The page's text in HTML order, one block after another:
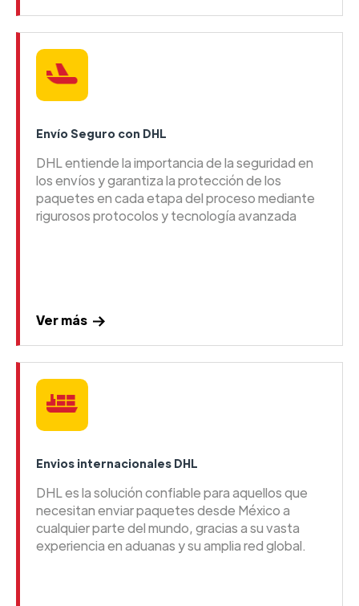
Envío Seguro con DHL
DHL entiende la importancia de la seguridad en
los envíos y garantiza la protección de los
paquetes en cada etapa del proceso mediante
rigurosos protocolos y tecnología avanzada
Ver más
Envios internacionales DHL
DHL es la solución confiable para aquellos que
necesitan enviar paquetes desde México a
cualquier parte del mundo, gracias a su vasta
experiencia en aduanas y su amplia red global.